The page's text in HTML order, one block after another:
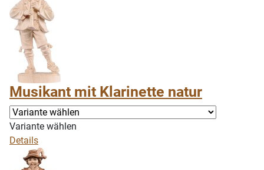
Musikant mit Klarinette natur
Variante wählen
Details